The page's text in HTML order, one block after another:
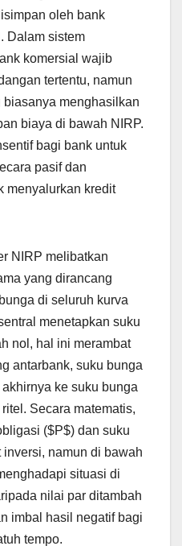
oleh bank
Dalam sistem
komersial wajib
tertentu, namun
biasanya menghasilkan
biaya di bawah NIRP.
bagi bank untuk
pasif dan
menyalurkan kredit
NIRP melibatkan
yang dirancang
di seluruh kurva
menetapkan suku
nol, hal ini merambat
antarbank, suku bunga
ke suku bunga
Secara matematis,
($P$) dan suku
inversi, namun di bawah
situasi di
nilai par ditambah
imbal hasil negatif bagi
tempo.